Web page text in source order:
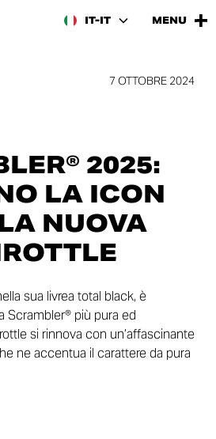
IT-IT MENU
7 OTTOBRE 2024
2025:
LA ICON
NUOVA
sua livrea total black, è
Scrambler® più pura ed
si rinnova con un’affascinante
ne accentua il carattere da pura